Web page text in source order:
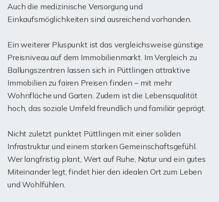
Auch die medizinische Versorgung und
Einkaufsmöglichkeiten sind ausreichend vorhanden.
Ein weiterer Pluspunkt ist das vergleichsweise günstige
Preisniveau auf dem Immobilienmarkt. Im Vergleich zu
Ballungszentren lassen sich in Püttlingen attraktive
Immobilien zu fairen Preisen finden – mit mehr
Wohnfläche und Garten. Zudem ist die Lebensqualität
hoch, das soziale Umfeld freundlich und familiär geprägt.
Nicht zuletzt punktet Püttlingen mit einer soliden
Infrastruktur und einem starken Gemeinschaftsgefühl.
Wer langfristig plant, Wert auf Ruhe, Natur und ein gutes
Miteinander legt, findet hier den idealen Ort zum Leben
und Wohlfühlen.